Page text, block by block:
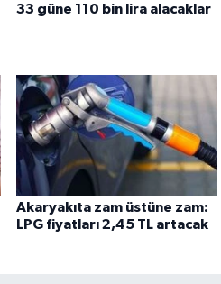
33 güne 110 bin lira alacaklar
Akaryakıta zam üstüne zam:
LPG fiyatları 2,45 TL artacak